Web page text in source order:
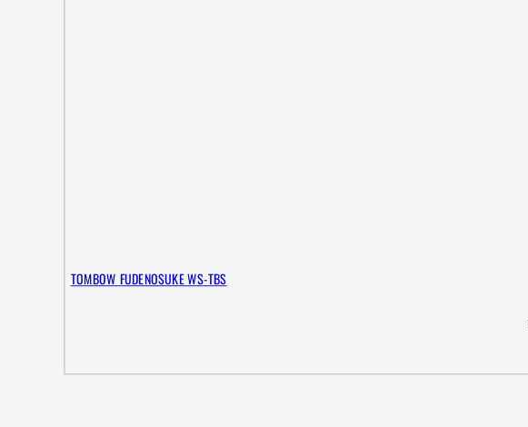
TOMBOW FUDENOSUKE WS-TBS